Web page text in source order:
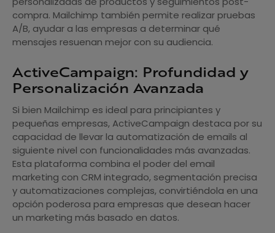
compra. Mailchimp también permite realizar pruebas
A/B, ayudar a las empresas a determinar qué
mensajes resuenan mejor con su audiencia.
ActiveCampaign: Profundidad y
Personalización Avanzada
Si bien Mailchimp es ideal para principiantes y
pequeñas empresas, ActiveCampaign destaca por su
capacidad de llevar la automatización de emails al
siguiente nivel con funcionalidades más avanzadas.
Esta plataforma combina el poder del email
marketing con CRM integrado, segmentación precisa
y automatizaciones complejas, convirtiéndola en una
opción poderosa para empresas que desean hacer
un marketing más basado en datos.